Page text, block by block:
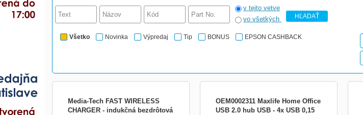
v tejto vetve
vo všetkých
HĽADAŤ
Všetko Novinka Výpredaj Tip BONUS EPSON CASHBACK
Media-Tech FAST WIRELESS
CHARGER - indukčná bezdrôtová
OEM0002311 Maxlife Home Office
USB 2.0 hub USB - 4x USB 0,15